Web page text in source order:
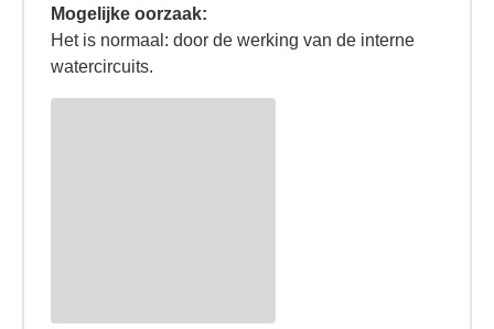
Mogelijke oorzaak:
Het is normaal: door de werking van de interne
watercircuits.